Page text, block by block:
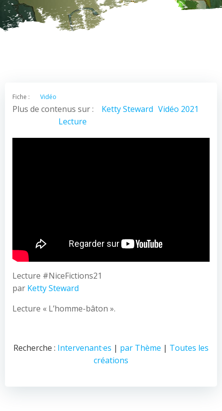
Fiche : Vidéo
Plus de contenus sur : Ketty Steward Vidéo 2021
Lecture
Lecture #NiceFictions21
par Ketty Steward
Lecture « L’homme-bâton ».
Recherche : Intervenant·es | par Thème | Toutes les
créations